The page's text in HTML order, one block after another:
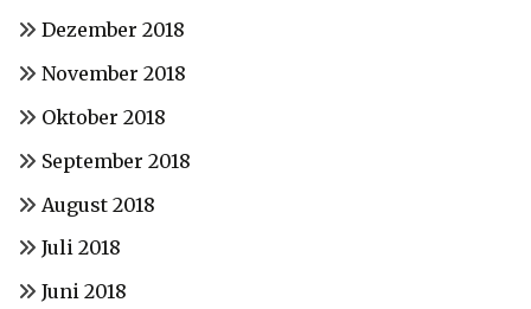
Dezember 2018
November 2018
Oktober 2018
September 2018
August 2018
Juli 2018
Juni 2018